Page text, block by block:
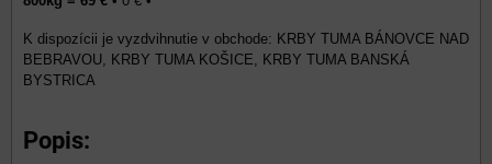
KRBY TUMA BÁNOVCE NAD
BEBRAVOU, KRBY TUMA KOŠICE, KRBY TUMA BANSKÁ
BYSTRICA
Popis: